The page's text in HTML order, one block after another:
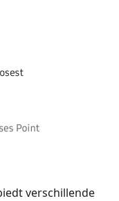
verschillende